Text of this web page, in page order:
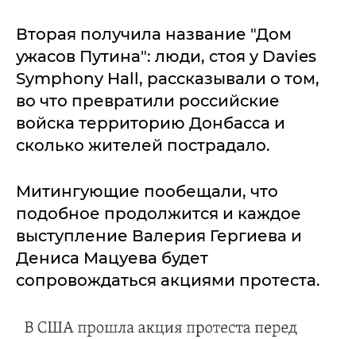
Вторая получила название "Дом
ужасов Путина": люди, стоя у Davies
Symphony Hall, рассказывали о том,
во что превратили российские
войска территорию Донбасса и
сколько жителей пострадало.
Митингующие пообещали, что
подобное продолжится и каждое
выступление Валерия Гергиева и
Дениса Мацуева будет
сопровождаться акциями протеста.